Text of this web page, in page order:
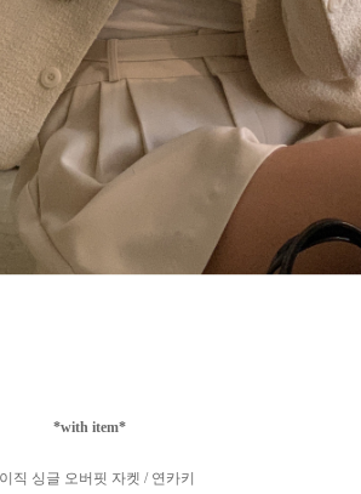
*with item*
직 싱글 오버핏 자켓 / 연카키